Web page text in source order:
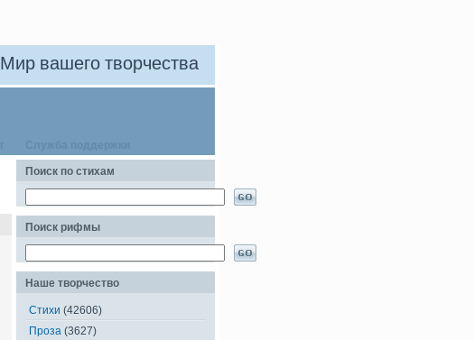
Мир вашего творчества
Поиск по стихам
Поиск рифмы
Наше творчество
Стихи (42606)
Проза (3627)